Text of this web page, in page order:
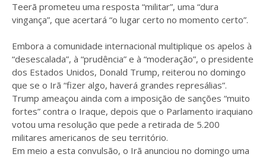
Teerã prometeu uma resposta “militar”, uma “dura
vingança”, que acertará “o lugar certo no momento certo”.
Embora a comunidade internacional multiplique os apelos à
“desescalada”, à “prudência” e à “moderação”, o presidente
dos Estados Unidos, Donald Trump, reiterou no domingo
que se o Irã “fizer algo, haverá grandes represálias”.
Trump ameaçou ainda com a imposição de sanções “muito
fortes” contra o Iraque, depois que o Parlamento iraquiano
votou uma resolução que pede a retirada de 5.200
militares americanos de seu território.
Em meio a esta convulsão, o Irã anunciou no domingo uma